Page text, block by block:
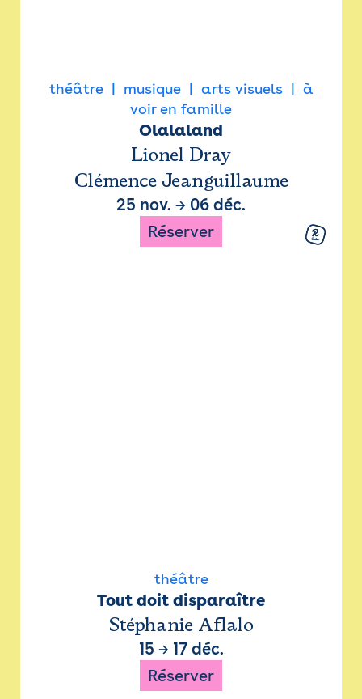
théâtre musique arts visuels
à
voir en famille
Olalaland
Lionel Dray
Clémence Jeanguillaume
25 nov. → 06 déc.
Réserver
théâtre
Tout doit disparaître
Stéphanie Aflalo
15 → 17 déc.
Réserver